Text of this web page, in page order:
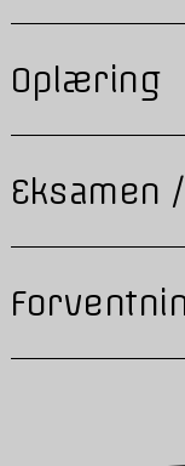
Oplæring
Eksamen